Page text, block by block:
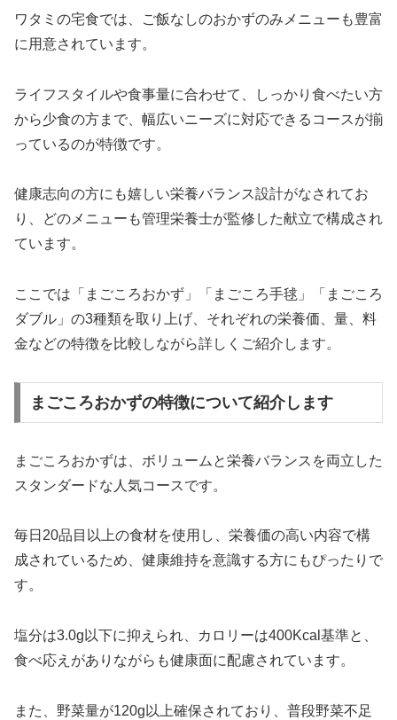
ワタミの宅食では、ご飯なしのおかずのみメニューも豊富
に用意されています。
ライフスタイルや食事量に合わせて、しっかり食べたい方
から少食の方まで、幅広いニーズに対応できるコースが揃
っているのが特徴です。
健康志向の方にも嬉しい栄養バランス設計がなされてお
り、どのメニューも管理栄養士が監修した献立で構成され
ています。
ここでは「まごころおかず」「まごころ手毬」「まごころ
ダブル」の3種類を取り上げ、それぞれの栄養価、量、料
金などの特徴を比較しながら詳しくご紹介します。
まごころおかずの特徴について紹介します
まごころおかずは、ボリュームと栄養バランスを両立した
スタンダードな人気コースです。
毎日20品目以上の食材を使用し、栄養価の高い内容で構
成されているため、健康維持を意識する方にもぴったりで
す。
塩分は3.0g以下に抑えられ、カロリーは400Kcal基準と、
食べ応えがありながらも健康面に配慮されています。
また、野菜量が120g以上確保されており、普段野菜不足